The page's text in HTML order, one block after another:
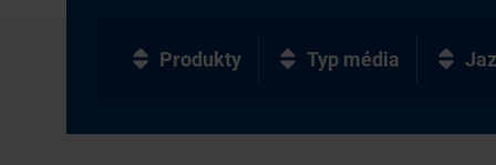
Produkty Typ média